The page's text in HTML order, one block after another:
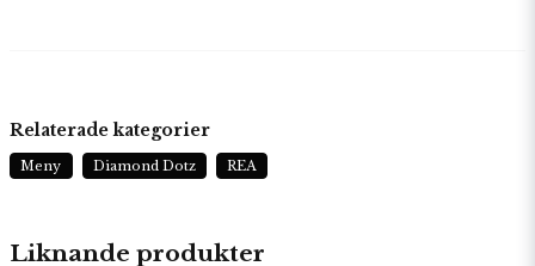
Liknande produkter
Relaterade kategorier
Meny Diamond Dotz REA